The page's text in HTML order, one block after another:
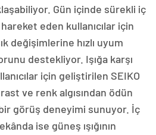
Gün içinde sürekli iç
eden kullanıcılar için
değişimlerine hızlı uyum
destekliyor. Işığa karşı
için geliştirilen SEIKO
ve renk algısından ödün
görüş deneyimi sunuyor. İç
ise güneş ışığının